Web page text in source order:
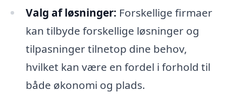
Valg af løsninger: Forskellige firmaer
kan tilbyde forskellige løsninger og
tilpasninger tilnetop dine behov,
hvilket kan være en fordel i forhold til
både økonomi og plads.